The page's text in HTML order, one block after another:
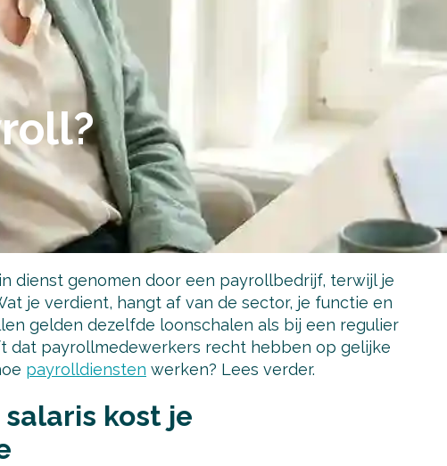
dienst genomen door een payrollbedrijf, terwijl je
je verdient, hangt af van de sector, je functie en
gelden dezelfde loonschalen als bij een regulier
dat payrollmedewerkers recht hebben op gelijke
payrolldiensten werken? Lees verder.
kost je